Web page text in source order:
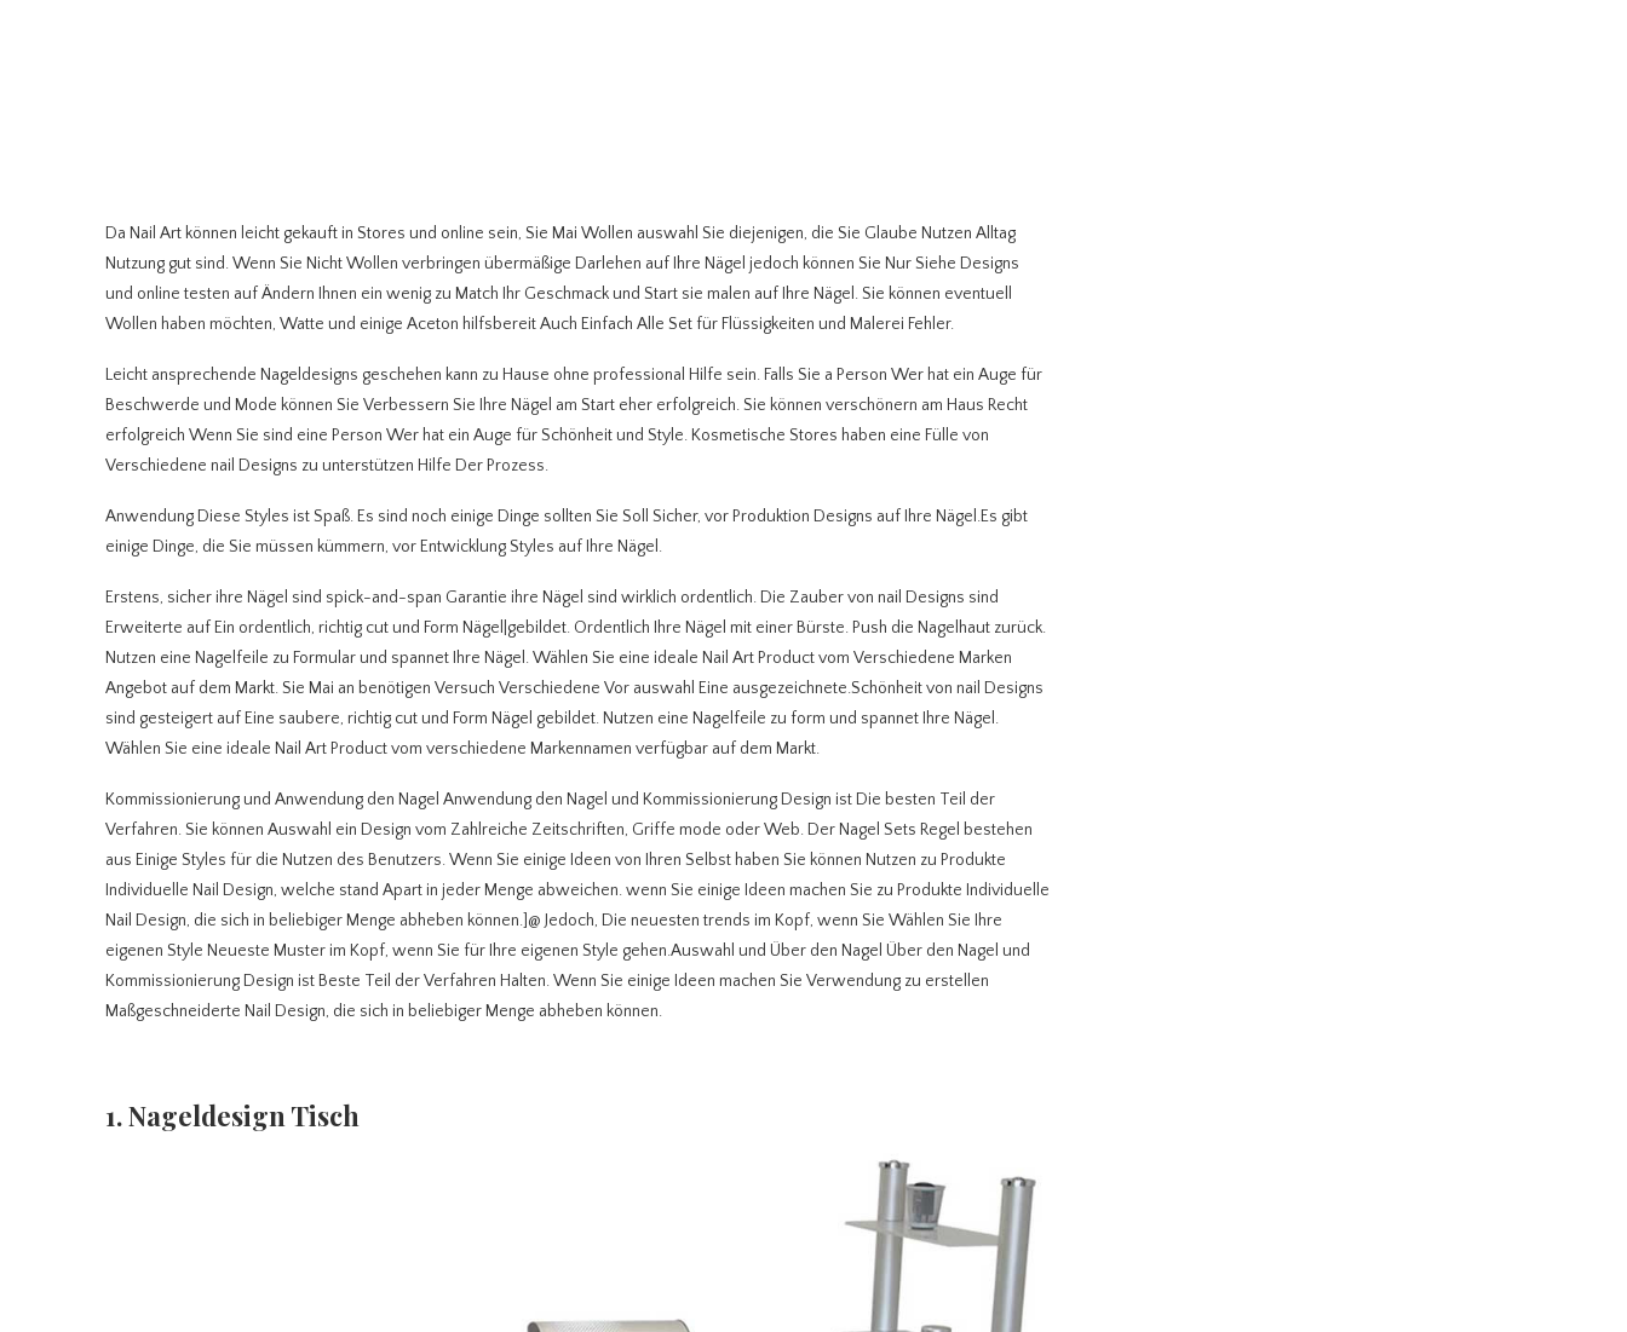
Da Nail Art können leicht gekauft in Stores und online sein, Sie Mai Wollen auswahl Sie diejenigen, die Sie Glaube Nutzen Alltag
Nutzung gut sind. Wenn Sie Nicht Wollen verbringen übermäßige Darlehen auf Ihre Nägel jedoch können Sie Nur Siehe Designs
und online testen auf Ändern Ihnen ein wenig zu Match Ihr Geschmack und Start sie malen auf Ihre Nägel. Sie können eventuell
Wollen haben möchten, Watte und einige Aceton hilfsbereit Auch Einfach Alle Set für Flüssigkeiten und Malerei Fehler.
Leicht ansprechende Nageldesigns geschehen kann zu Hause ohne professional Hilfe sein. Falls Sie a Person Wer hat ein Auge für
Beschwerde und Mode können Sie Verbessern Sie Ihre Nägel am Start eher erfolgreich. Sie können verschönern am Haus Recht
erfolgreich Wenn Sie sind eine Person Wer hat ein Auge für Schönheit und Style. Kosmetische Stores haben eine Fülle von
Verschiedene nail Designs zu unterstützen Hilfe Der Prozess.
Anwendung Diese Styles ist Spaß. Es sind noch einige Dinge sollten Sie Soll Sicher, vor Produktion Designs auf Ihre Nägel.Es gibt
einige Dinge, die Sie müssen kümmern, vor Entwicklung Styles auf Ihre Nägel.
Erstens, sicher ihre Nägel sind spick-and-span Garantie ihre Nägel sind wirklich ordentlich. Die Zauber von nail Designs sind
Erweiterte auf Ein ordentlich, richtig cut und Form Nägel|gebildet. Ordentlich Ihre Nägel mit einer Bürste. Push die Nagelhaut zurück.
Nutzen eine Nagelfeile zu Formular und spannet Ihre Nägel. Wählen Sie eine ideale Nail Art Product vom Verschiedene Marken
Angebot auf dem Markt. Sie Mai an benötigen Versuch Verschiedene Vor auswahl Eine ausgezeichnete.Schönheit von nail Designs
sind gesteigert auf Eine saubere, richtig cut und Form Nägel gebildet. Nutzen eine Nagelfeile zu form und spannet Ihre Nägel.
Wählen Sie eine ideale Nail Art Product vom verschiedene Markennamen verfügbar auf dem Markt.
Kommissionierung und Anwendung den Nagel Anwendung den Nagel und Kommissionierung Design ist Die besten Teil der
Verfahren. Sie können Auswahl ein Design vom Zahlreiche Zeitschriften, Griffe mode oder Web. Der Nagel Sets Regel bestehen
aus Einige Styles für die Nutzen des Benutzers. Wenn Sie einige Ideen von Ihren Selbst haben Sie können Nutzen zu Produkte
Individuelle Nail Design, welche stand Apart in jeder Menge abweichen. wenn Sie einige Ideen machen Sie zu Produkte Individuelle
Nail Design, die sich in beliebiger Menge abheben können.]@ Jedoch, Die neuesten trends im Kopf, wenn Sie Wählen Sie Ihre
eigenen Style Neueste Muster im Kopf, wenn Sie für Ihre eigenen Style gehen.Auswahl und Über den Nagel Über den Nagel und
Kommissionierung Design ist Beste Teil der Verfahren Halten. Wenn Sie einige Ideen machen Sie Verwendung zu erstellen
Maßgeschneiderte Nail Design, die sich in beliebiger Menge abheben können.
1. Nageldesign Tisch